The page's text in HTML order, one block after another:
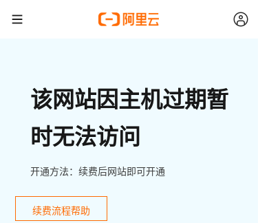
该网站因主机过期暂
时无法访问
开通方法：续费后网站即可开通
续费流程帮助